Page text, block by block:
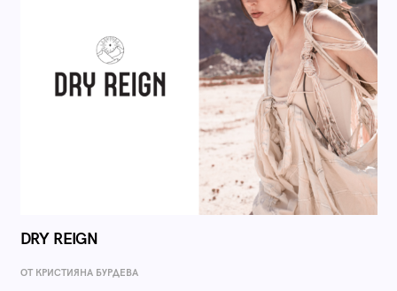
DRY REIGN
ОТ КРИСТИЯНА БУРДЕВА